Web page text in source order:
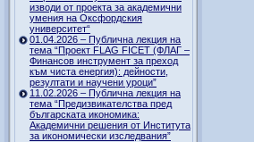
изводи от проекта за академични
умения на Оксфордския
университет“
01.04.2026 – Публична лекция на
тема “Проект FLAG FICET (ФЛАГ –
Финансов инструмент за преход
към чиста енергия): дейности,
резултати и научени уроци”
11.02.2026 – Публична лекция на
тема “Предизвикателства пред
българската икономика:
Академични решения от Института
за икономически изследвания”